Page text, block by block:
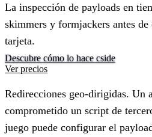
La inspección de payloads en
skimmers y formjackers antes
tarjeta.
Descubre cómo lo hace cside
Ver precios
Redirecciones geo-dirigidas. Un
comprometido un script de
juego puede configurar el